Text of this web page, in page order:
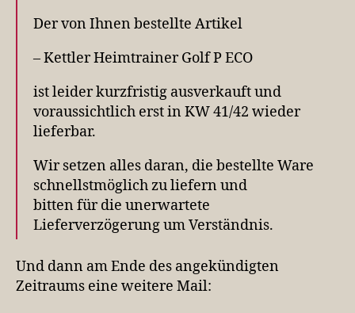
Der von Ihnen bestellte Artikel
– Kettler Heimtrainer Golf P ECO
ist leider kurzfristig ausverkauft und
voraussichtlich erst in KW 41/42 wieder
lieferbar.
Wir setzen alles daran, die bestellte Ware
schnellstmöglich zu liefern und
bitten für die unerwartete
Lieferverzögerung um Verständnis.
Und dann am Ende des angekündigten
Zeitraums eine weitere Mail: